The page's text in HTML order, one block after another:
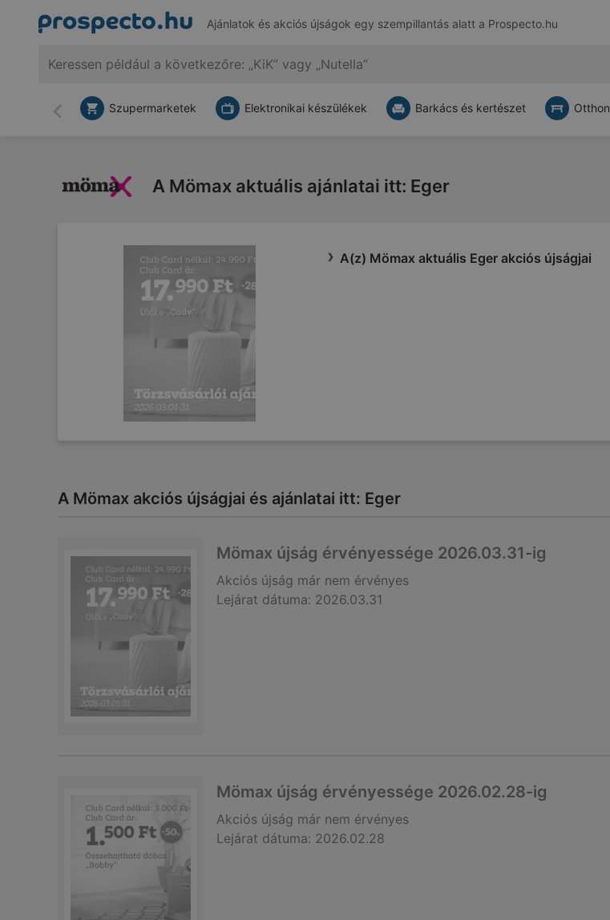
Ajánlatok és akciós újságok egy szempillantás alatt a Prospecto.hu
Vissza
Szupermarketek Elektronikai készülékek Barkács és kertészet Otthon
A Mömax aktuális ajánlatai itt: Eger
A(z) Mömax aktuális Eger akciós újságjai
A Mömax akciós újságjai és ajánlatai itt: Eger
Mömax újság érvényessége 2026.03.31-ig
Akciós újság már nem érvényes
Lejárat dátuma: 2026.03.31
Mömax újság érvényessége 2026.02.28-ig
Akciós újság már nem érvényes
Lejárat dátuma: 2026.02.28